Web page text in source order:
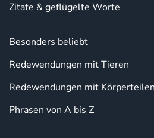
Zitate & geflügelte Worte
Besonders beliebt
Redewendungen mit Tieren
Redewendungen mit Körperteilen
Phrasen von A bis Z